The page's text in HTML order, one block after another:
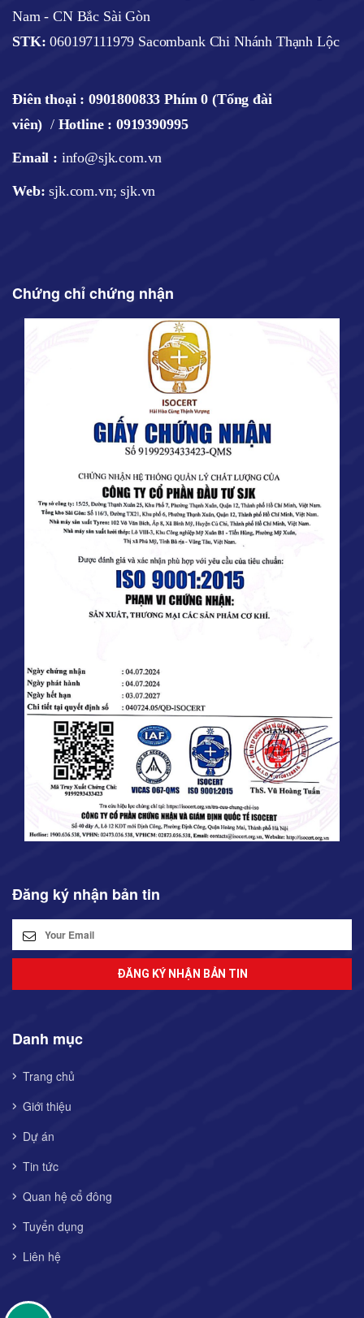
Nam - CN Bắc Sài Gòn
STK:060197111979 Sacombank Chi Nhánh Thạnh Lộc
Điên thoại : 0901800833 Phím 0 (Tổng đài
viên) / Hotline : 0919390995
Email : info@sjk.com.vn
Web: sjk.com.vn; sjk.vn
Chứng chỉ chứng nhận
Đăng ký nhận bản tin
ĐĂNG KÝ NHẬN BẢN TIN
Danh mục
Trang chủ
Giới thiệu
Dự án
Tin tức
Quan hệ cổ đông
Tuyển dụng
Liên hệ